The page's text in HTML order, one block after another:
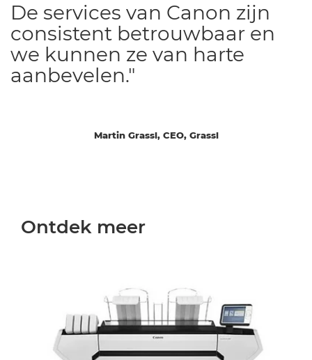
Martin Grassl, CEO, Grassl
De services van Canon zijn
consistent betrouwbaar en
we kunnen ze van harte
aanbevelen."
Ontdek meer